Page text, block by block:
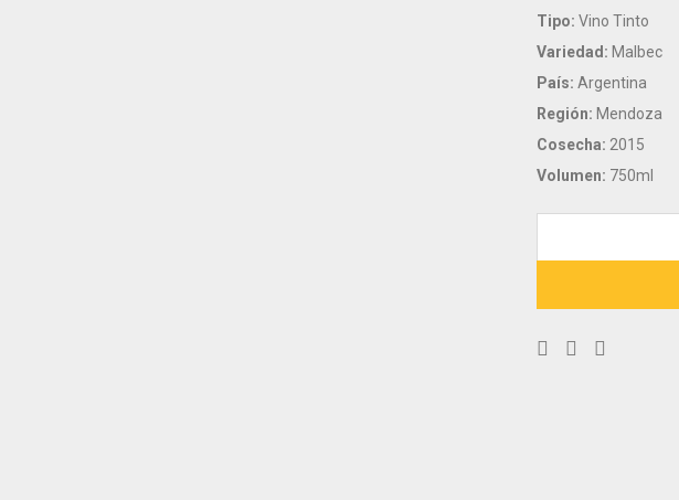
Tipo: Vino Tinto
Variedad: Malbec
País: Argentina
Región: Mendoza
Cosecha: 2015
Volumen: 750ml